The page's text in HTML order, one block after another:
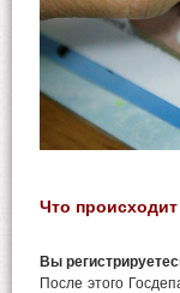
Что
Вы
После этого